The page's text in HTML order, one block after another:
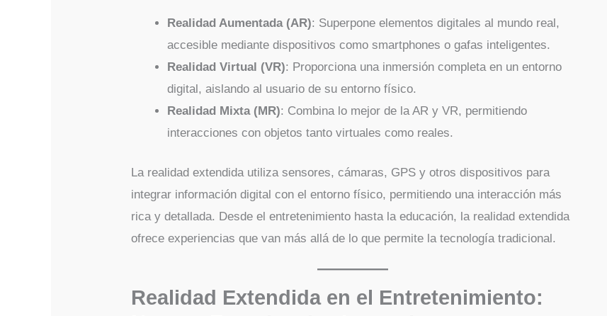
Realidad Aumentada (AR): Superpone elementos digitales al mundo real,
accesible mediante dispositivos como smartphones o gafas inteligentes.
Realidad Virtual (VR): Proporciona una inmersión completa en un entorno
digital, aislando al usuario de su entorno físico.
Realidad Mixta (MR): Combina lo mejor de la AR y VR, permitiendo
interacciones con objetos tanto virtuales como reales.
La realidad extendida utiliza sensores, cámaras, GPS y otros dispositivos para
integrar información digital con el entorno físico, permitiendo una interacción más
rica y detallada. Desde el entretenimiento hasta la educación, la realidad extendida
ofrece experiencias que van más allá de lo que permite la tecnología tradicional.
Realidad Extendida en el Entretenimiento: